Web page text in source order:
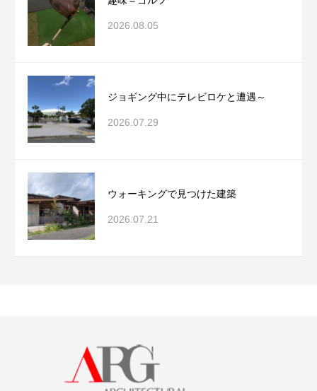
2026.08.05
ジョギング中にテレビロケと遭遇～
2026.07.29
ウォーキングで見つけた建築
2026.07.21